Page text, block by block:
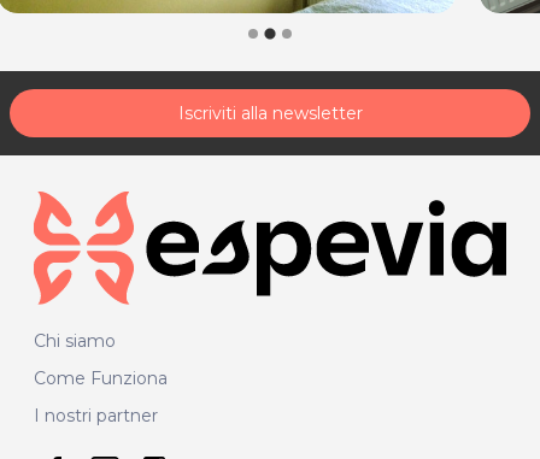
Iscriviti alla newsletter
Chi siamo
Come Funziona
I nostri partner